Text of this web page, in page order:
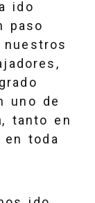
ido
paso
uno de
, tanto en
en toda